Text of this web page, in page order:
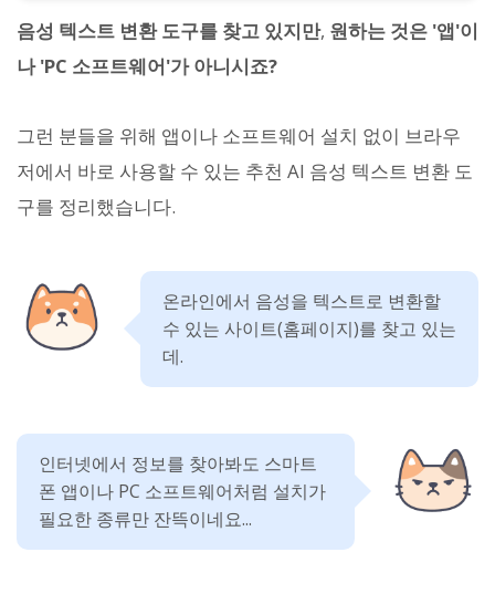
음성 텍스트 변환 도구를 찾고 있지만, 원하는 것은 '앱'이
나 'PC 소프트웨어'가 아니시죠?
그런 분들을 위해 앱이나 소프트웨어 설치 없이 브라우
저에서 바로 사용할 수 있는 추천 AI 음성 텍스트 변환 도
구를 정리했습니다.
온라인에서 음성을 텍스트로 변환할
수 있는 사이트(홈페이지)를 찾고 있는
데.
인터넷에서 정보를 찾아봐도 스마트
폰 앱이나 PC 소프트웨어처럼 설치가
필요한 종류만 잔뜩이네요...